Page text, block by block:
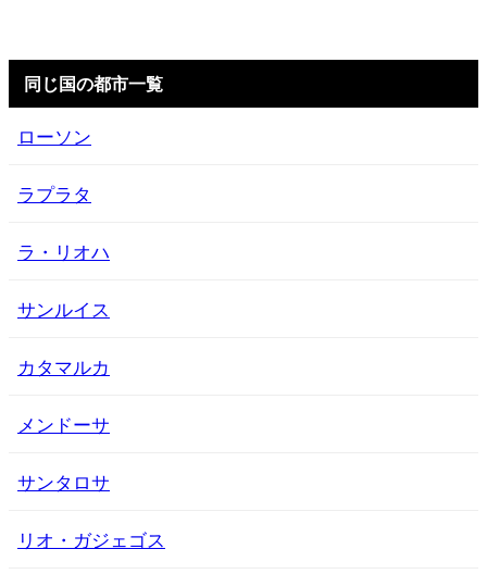
同じ国の都市一覧
ローソン
ラプラタ
ラ・リオハ
サンルイス
カタマルカ
メンドーサ
サンタロサ
リオ・ガジェゴス